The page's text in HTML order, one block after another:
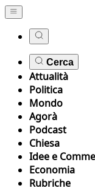
Cerca
Attualità
Politica
Mondo
Agorà
Podcast
Chiesa
Idee e
Economia
Rubriche